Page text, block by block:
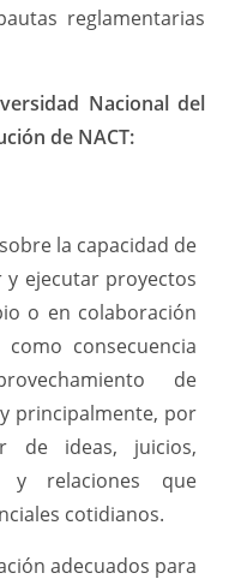
reglamentarias
Nacional del
de NACT:
la capacidad de
ejecutar proyectos
o en colaboración
consecuencia
de
principalmente, por
de ideas, juicios,
y relaciones que
cotidianos.
adecuados para